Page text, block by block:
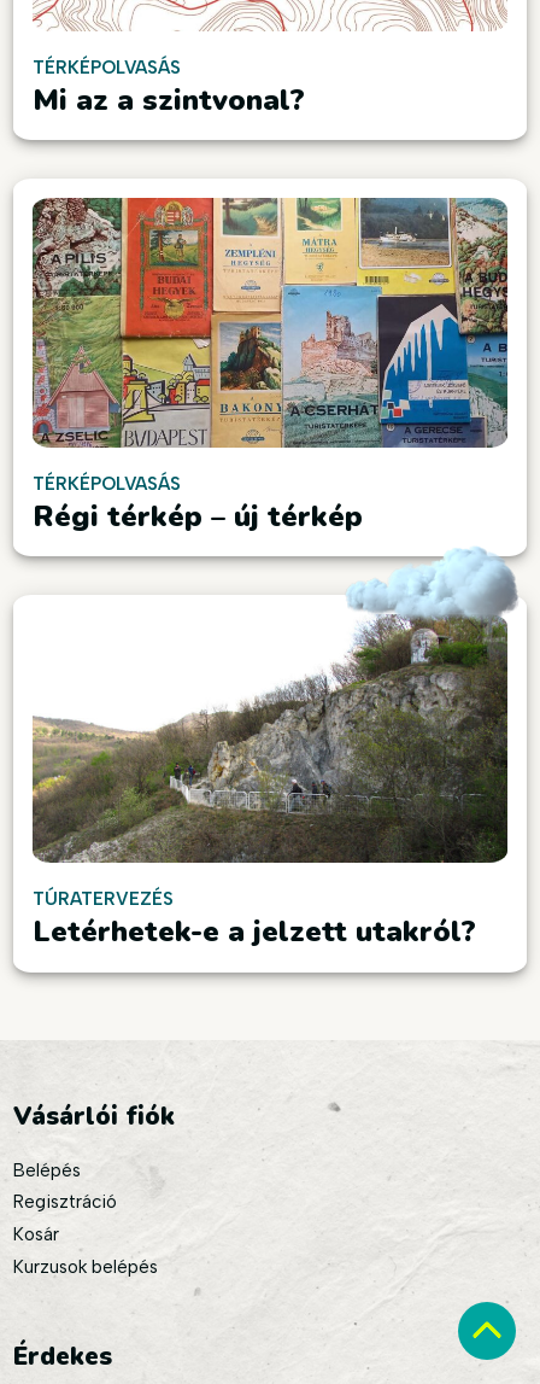
TÉRKÉPOLVASÁS
Mi az a szintvonal?
TÉRKÉPOLVASÁS
Régi térkép – új térkép
TÚRATERVEZÉS
Letérhetek-e a jelzett utakról?
Vásárlói fiók
Belépés
Regisztráció
Kosár
Kurzusok belépés
Érdekes